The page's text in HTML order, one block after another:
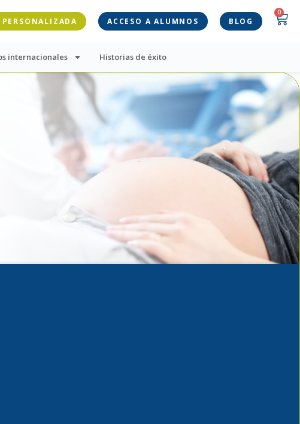
PERSONALIZADA ACCESO A ALUMNOS BLOG
0
internacionales Historias de éxito